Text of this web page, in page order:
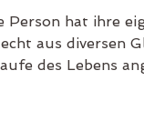
Person hat ihre
aus diversen
des Lebens